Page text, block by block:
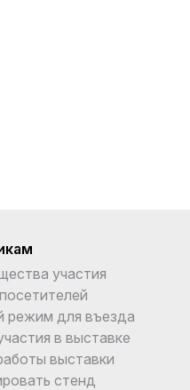
участия
режим для въезда
в выставке
выставки
стенд